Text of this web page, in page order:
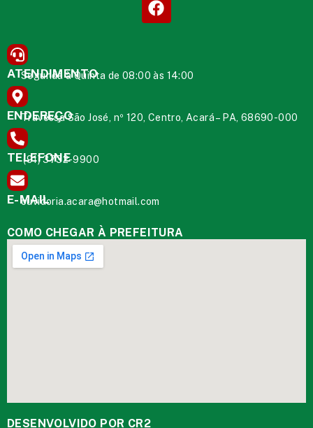
ATENDIMENTO
Segunda à Quinta de 08:00 às 14:00
ENDEREÇO
Travessa São José, nº 120, Centro, Acará – PA, 68690-000
TELEFONE
(91) 3732-9900
E-MAIL
ouvidoria.acara@hotmail.com
COMO CHEGAR À PREFEITURA
DESENVOLVIDO POR CR2